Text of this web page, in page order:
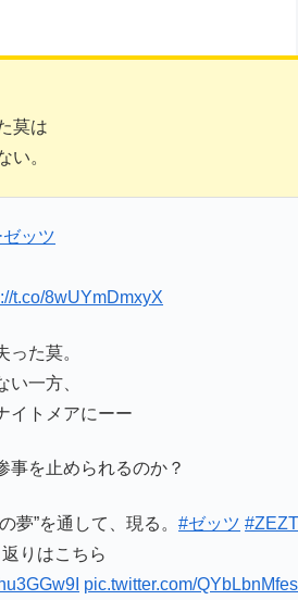
莫は
い。
ッツ
t.co/8wUYmDmxyX
った莫。
い一方、
イトメアにーー
事を止められるのか？
夢”を通して、現る。#ゼッツ
りはこちら
pic.twitter.com/QYbLbnMfes